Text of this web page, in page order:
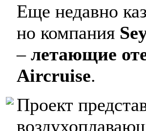
Еще недавно
но компания
– летающие
Aircruise.
Проект